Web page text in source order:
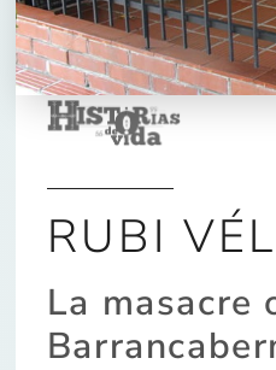
RUBI
La masacre